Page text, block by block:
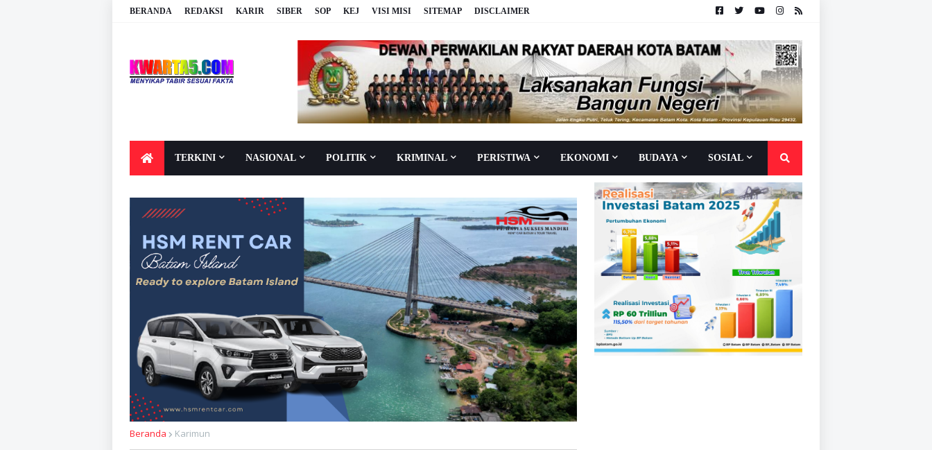
BERANDA REDAKSI KARIR SIBER SOP KEJ VISI MISI SITEMAP DISCLAIMER
TERKINI NASIONAL POLITIK KRIMINAL PERISTIWA EKONOMI BUDAYA SOSIAL
Beranda Karimun